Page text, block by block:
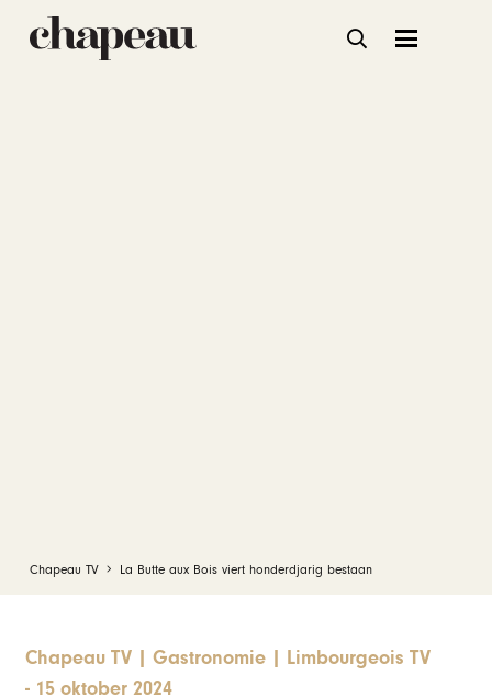
Chapeau TV La Butte aux Bois viert honderdjarig bestaan
Chapeau TV Gastronomie
Limbourgeois TV
- 15 oktober 2024